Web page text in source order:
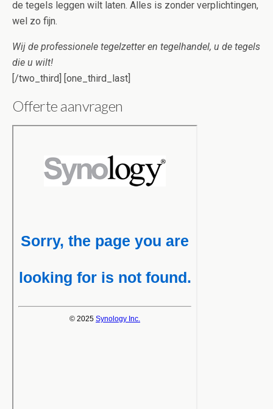
de tegels leggen wilt laten. Alles is zonder verplichtingen,
wel zo fijn.
Wij de professionele tegelzetter en tegelhandel, u de tegels
die u wilt!
[/two_third] [one_third_last]
Offerte aanvragen